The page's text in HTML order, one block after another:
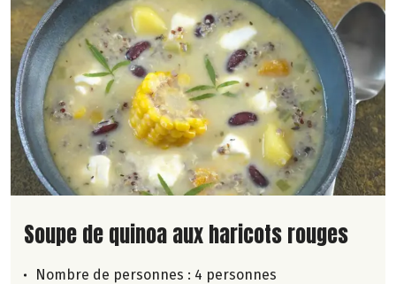
Lire la suite de la recette
Soupe de quinoa aux haricots rouges
Nombre de personnes : 4 personnes